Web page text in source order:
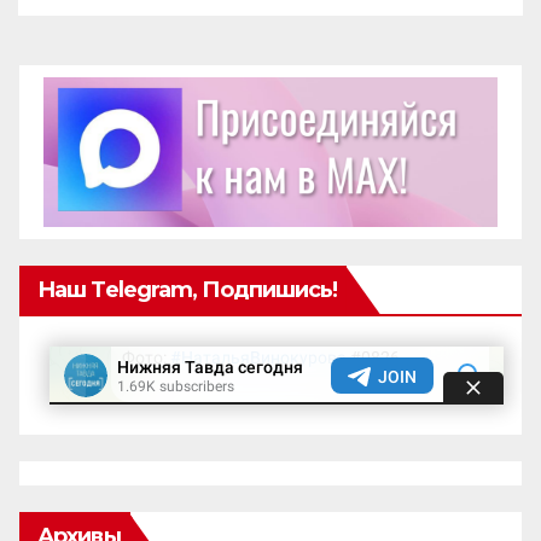
Наш Telegram, Подпишись!